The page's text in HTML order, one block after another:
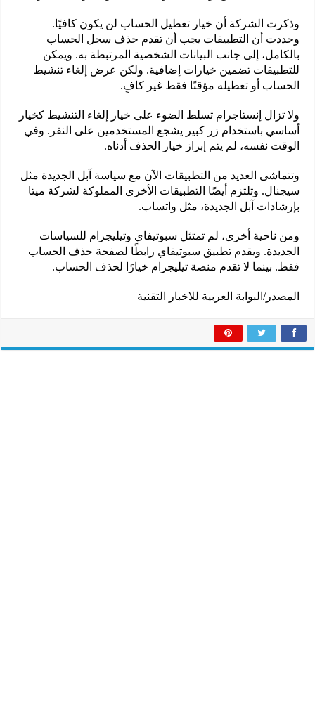
وذكرت الشركة أن خيار تعطيل الحساب لن يكون كافيًا.
وحددت أن التطبيقات يجب أن تقدم حذف سجل الحساب
بالكامل، إلى جانب البيانات الشخصية المرتبطة به. ويمكن
للتطبيقات تضمين خيارات إضافية. ولكن عرض إلغاء تنشيط
الحساب أو تعطيله مؤقتًا فقط غير كافٍ.
ولا تزال إنستاجرام تسلط الضوء على خيار إلغاء التنشيط كخيار
أساسي باستخدام زر كبير يشجع المستخدمين على النقر. وفي
الوقت نفسه، لم يتم إبراز خيار الحذف أدناه.
وتتماشى العديد من التطبيقات الآن مع سياسة آبل الجديدة مثل
سيجنال. وتلتزم أيضًا التطبيقات الأخرى المملوكة لشركة ميتا
بإرشادات آبل الجديدة، مثل واتساب.
ومن ناحية أخرى، لم تمتثل سبوتيفاي وتيليجرام للسياسات
الجديدة. ويقدم تطبيق سبوتيفاي رابطًا لصفحة حذف الحساب
فقط. بينما لا تقدم منصة تيليجرام خيارًا لحذف الحساب.
المصدر/البوابة العربية للاخبار التقنية